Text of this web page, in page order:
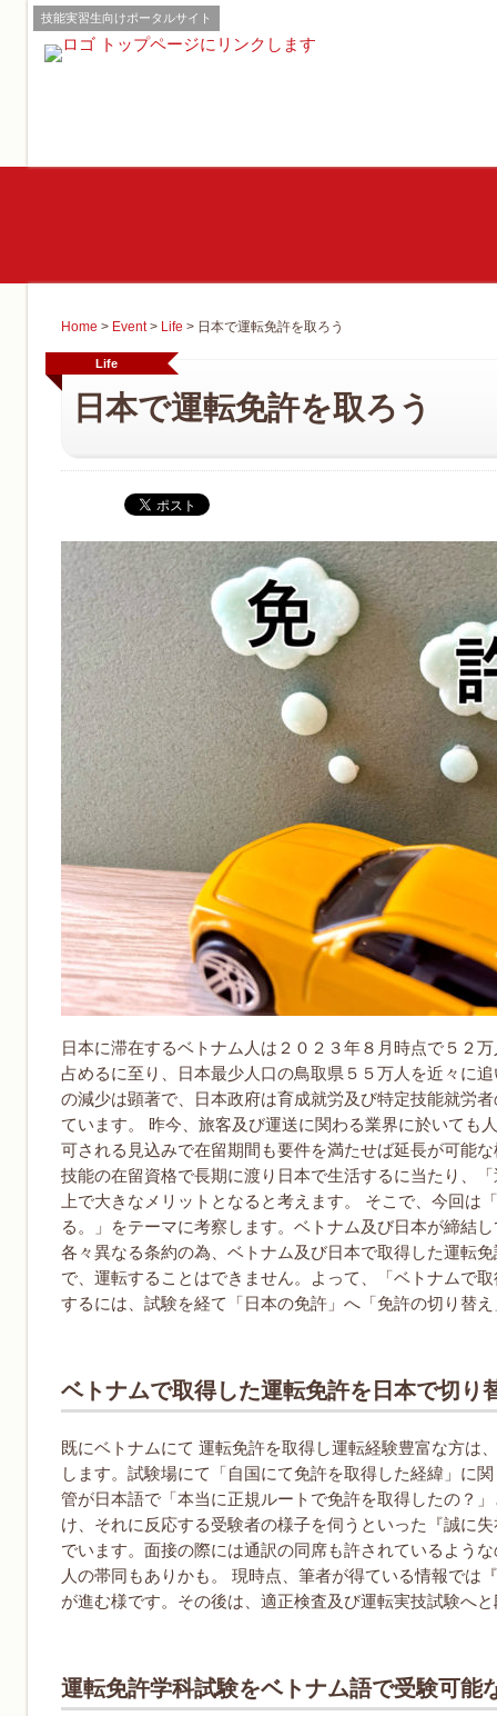
技能実習生向けポータルサイト
Home > Event> Life > 日本で運転免許を取ろう
Life
日本で運転免許を取ろう
日本に滞在するベトナム人は２０２３年８月時点で５２
占めるに至り、日本最少人口の鳥取県５５万人を近々に
の減少は顕著で、日本政府は育成就労及び特定技能就労
ています。 昨今、旅客及び運送に関わる業界に於いても
可される見込みで在留期間も要件を満たせば延長が可能
技能の在留資格で長期に渡り日本で生活するに当たり、
上で大きなメリットとなると考えます。 そこで、今回は
る。」をテーマに考察します。ベトナム及び日本が締結
各々異なる条約の為、ベトナム及び日本で取得した運転
で、運転することはできません。よって、「ベトナムで
するには、試験を経て「日本の免許」へ「免許の切り替
ベトナムで取得した運転免許を日本で切り
既にベトナムにて 運転免許を取得し運転経験豊富な方は
します。試験場にて「自国にて免許を取得した経緯」に
管が日本語で「本当に正規ルートで免許を取得したの？
け、それに反応する受験者の様子を伺うといった『誠に
でいます。面接の際には通訳の同席も許されているよう
人の帯同もありかも。 現時点、筆者が得ている情報では
が進む様です。その後は、適正検査及び運転実技試験へ
運転免許学科試験をベトナム語で受験可能